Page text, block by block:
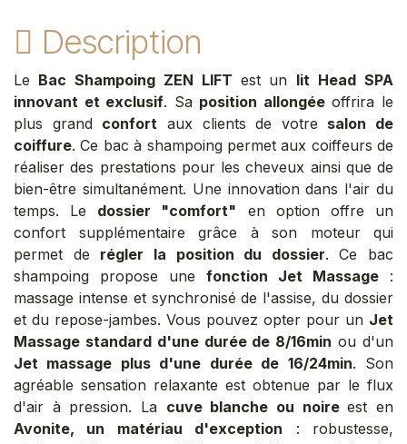
Description
Le Bac Shampoing ZEN LIFT est un lit Head SPA
innovant et exclusif. Sa position allongéeoffrira le
plus grand confort aux clients de votre salon de
coiffure. Ce bac à shampoing permet aux coiffeurs de
réaliser des prestations pour les cheveux ainsi que de
bien-être simultanément. Une innovation dans l'air du
temps. Le dossier "comfort" en option offre un
confort supplémentaire grâce à son moteur qui
permet de régler la position du dossier. Ce bac
shampoing propose une fonction Jet Massage :
massage intense et synchronisé de l'assise, du dossier
et du repose-jambes. Vous pouvez opter pour un Jet
Massage standard d'une durée de 8/16min ou d'un
Jet massage plus d'une durée de 16/24min. Son
agréable sensation relaxante est obtenue par le flux
d'air à pression. La cuve blanche ou noireest en
Avonite, un matériau d'exception : robustesse,